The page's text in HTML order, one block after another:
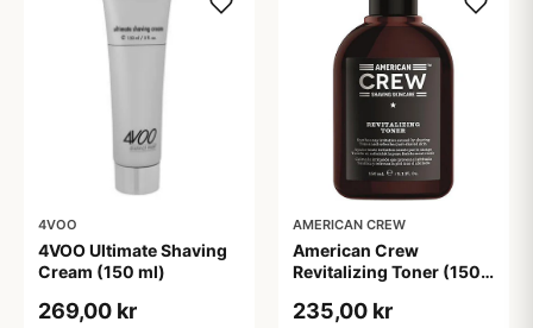
4VOO
4VOO Ultimate Shaving
Cream (150 ml)
269,00 kr
AMERICAN CREW
American Crew
Revitalizing Toner (150
235,00 kr